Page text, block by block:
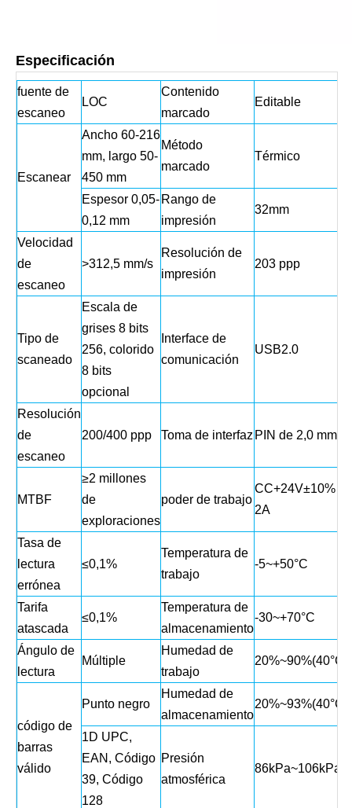
Especificación
fuente de
escaneo
LOC
Contenido
marcado
Editable
Escanear
Ancho 60-216
mm, largo 50-
450 mm
Método
marcado
Térmico
Espesor 0,05-
0,12 mm
Rango de
impresión
32mm
Velocidad
de
escaneo
>312,5 mm/s
Resolución de
impresión
203 ppp
Tipo de
scaneado
Escala de
grises 8 bits
256, colorido
8 bits
opcional
Interface de
comunicación
USB2.0
Resolución
de
escaneo
200/400 ppp Toma de interfaz PIN de 2,0 mm
MTBF
≥2 millones
de
exploraciones
poder de trabajo
CC+24V±10%
2A
Tasa de
lectura
errónea
≤0,1%
Temperatura de
trabajo
-5~+50°C
Tarifa
atascada
≤0,1%
Temperatura de
almacenamiento
-30~+70°C
Ángulo de
lectura
Múltiple
Humedad de
trabajo
20%~90%(40°C)
código de
barras
válido
Punto negro
Humedad de
almacenamiento
20%~93%(40°C)
1D UPC,
EAN, Código
39, Código
128
Presión
atmosférica
86kPa~106kPa